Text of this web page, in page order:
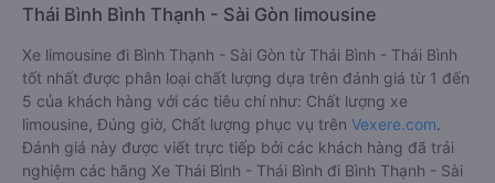
Thái Bình Bình Thạnh - Sài Gòn limousine
Xe limousine đi Bình Thạnh - Sài Gòn từ Thái Bình - Thái Bình
tốt nhất được phân loại chất lượng dựa trên đánh giá từ 1 đến
5 của khách hàng với các tiêu chí như: Chất lượng xe
limousine, Đúng giờ, Chất lượng phục vụ trên Vexere.com.
Đánh giá này được viết trực tiếp bởi các khách hàng đã trải
nghiệm các hãng Xe Thái Bình - Thái Bình đi Bình Thạnh - Sài